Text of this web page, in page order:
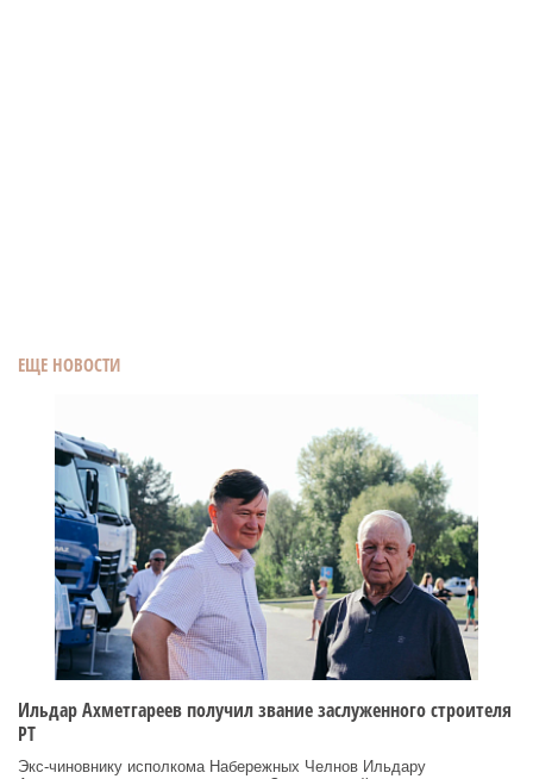
ЕЩЕ НОВОСТИ
Ильдар Ахметгареев получил звание заслуженного строителя
РТ
Экс‑чиновнику исполкома Набережных Челнов Ильдару